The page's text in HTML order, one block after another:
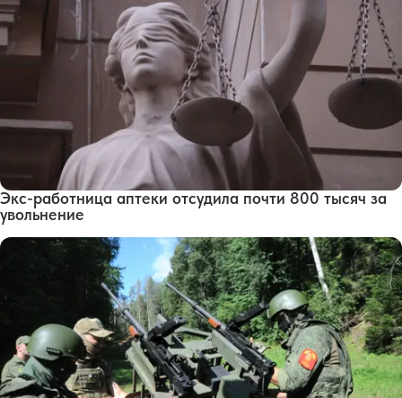
Экс-работница аптеки отсудила почти 800 тысяч за
увольнение